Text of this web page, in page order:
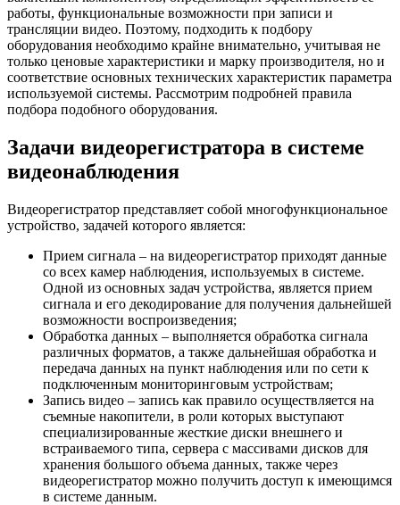
работы, функциональные возможности при записи и
трансляции видео. Поэтому, подходить к подбору
оборудования необходимо крайне внимательно, учитывая не
только ценовые характеристики и марку производителя, но и
соответствие основных технических характеристик параметра
используемой системы. Рассмотрим подробней правила
подбора подобного оборудования.
Задачи видеорегистратора в системе
видеонаблюдения
Видеорегистратор представляет собой многофункциональное
устройство, задачей которого является:
Прием сигнала – на видеорегистратор приходят данные
со всех камер наблюдения, используемых в системе.
Одной из основных задач устройства, является прием
сигнала и его декодирование для получения дальнейшей
возможности воспроизведения;
Обработка данных – выполняется обработка сигнала
различных форматов, а также дальнейшая обработка и
передача данных на пункт наблюдения или по сети к
подключенным мониторинговым устройствам;
Запись видео – запись как правило осуществляется на
съемные накопители, в роли которых выступают
специализированные жесткие диски внешнего и
встраиваемого типа, сервера с массивами дисков для
хранения большого объема данных, также через
видеорегистратор можно получить доступ к имеющимся
в системе данным.